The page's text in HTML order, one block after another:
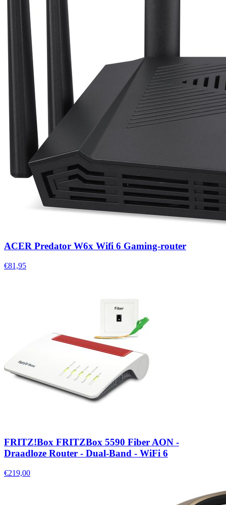
ACER Predator W6x Wifi 6 Gaming-router
€81,95
FRITZ!Box FRITZBox 5590 Fiber AON -
Draadloze Router - Dual-Band - WiFi 6
€219,00